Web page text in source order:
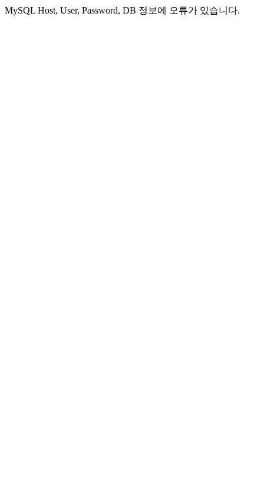
MySQL Host, User, Password, DB 정보에 오류가 있습니다.